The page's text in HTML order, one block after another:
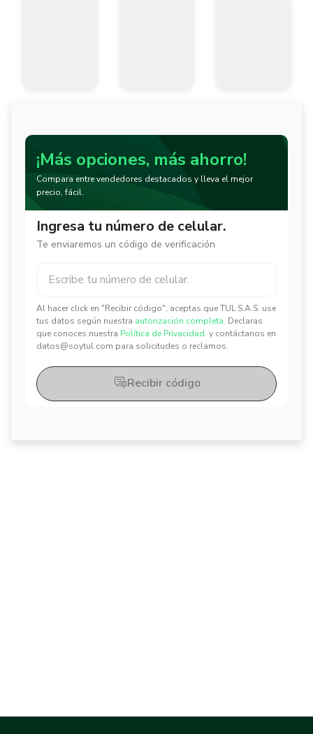
¡Más opciones, más ahorro!
Compara entre vendedores destacados y lleva el mejor
precio, fácil.
Ingresa tu número de celular.
Te enviaremos un código de verificación
Al hacer click en "Recibir código", aceptas que TUL S.A.S. use
tus datos según nuestra autorización completa. Declaras
que conoces nuestra Política de Privacidad. y contáctanos en
datos@soytul.com para solicitudes o reclamos.
Recibir código